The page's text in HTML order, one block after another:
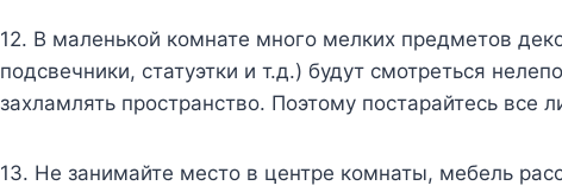
12. В маленькой комнате много мелких предметов
подсвечники, статуэтки и т.д.) будут смотреться
захламлять пространство. Поэтому постарайтесь все
13. Не занимайте место в центре комнаты, мебель